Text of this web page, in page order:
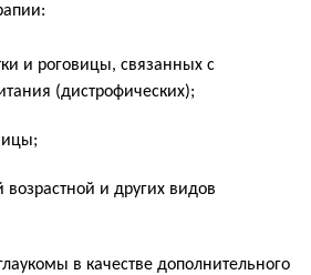
и роговицы, связанных с
(дистрофических);
и других видов
в качестве дополнительного